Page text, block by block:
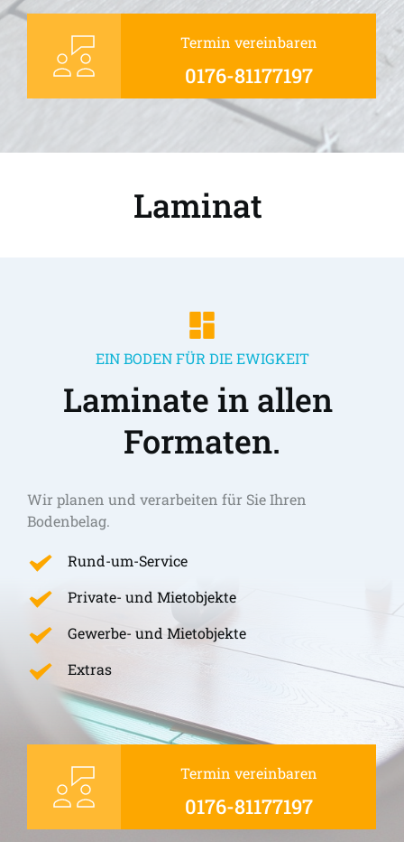
Termin vereinbaren
0176-81177197
Laminat
EIN BODEN FÜR DIE EWIGKEIT
Laminate in allen
Formaten.
Wir planen und verarbeiten für Sie Ihren
Bodenbelag.
Rund-um-Service
Private- und Mietobjekte
Gewerbe- und Mietobjekte
Extras
Termin vereinbaren
0176-81177197